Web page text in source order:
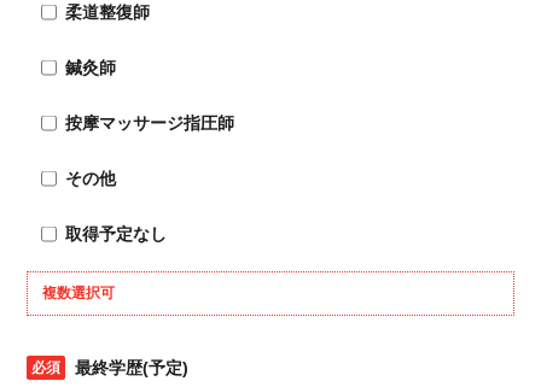
柔道整復師
鍼灸師
按摩マッサージ指圧師
その他
取得予定なし
複数選択可
最終学歴(予定)